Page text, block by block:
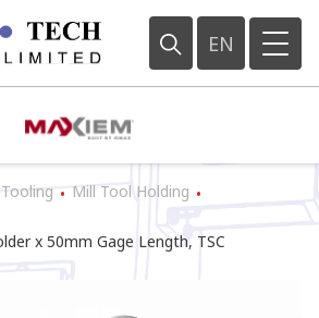
EN
Tooling • Mill Tool Holding •
x 50mm Gage Length, TSC